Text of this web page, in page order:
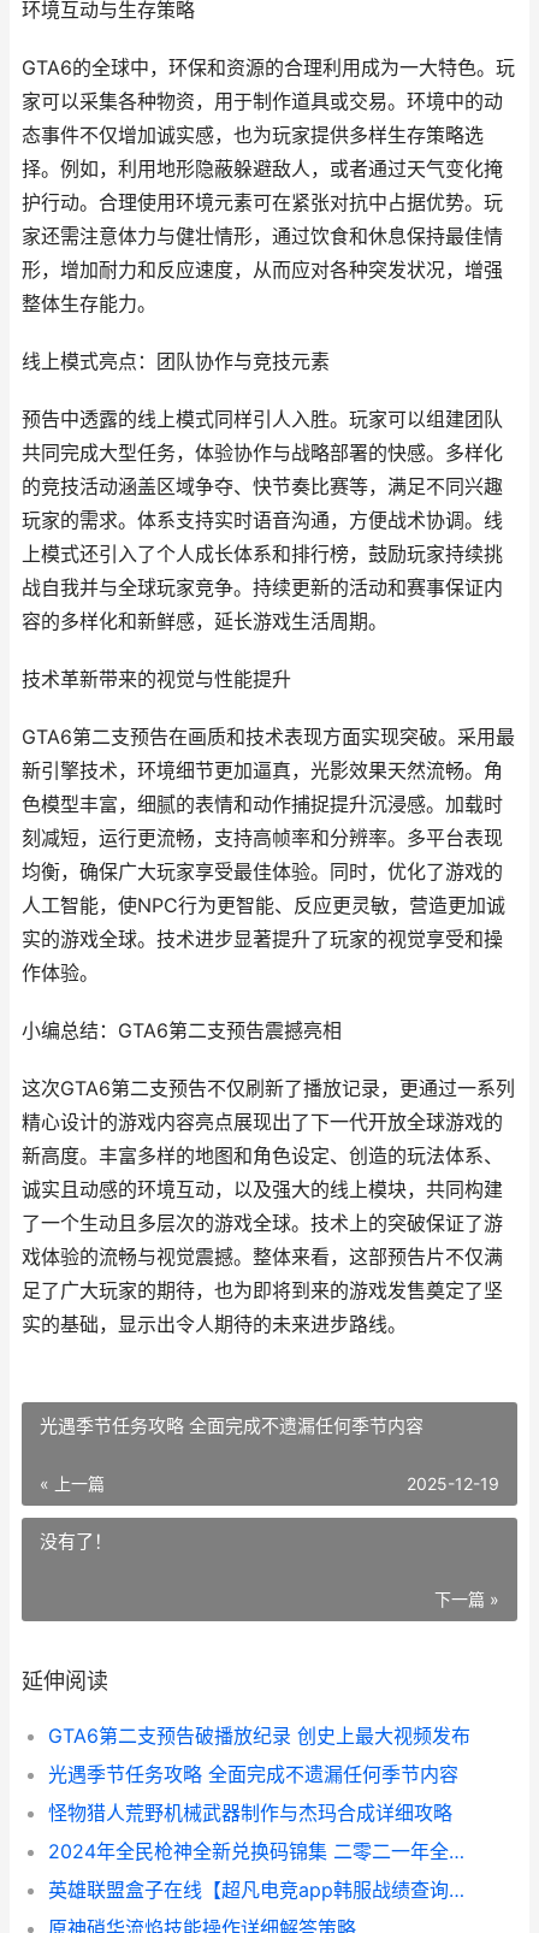
环境互动与生存策略
GTA6的全球中，环保和资源的合理利用成为一大特色。玩
家可以采集各种物资，用于制作道具或交易。环境中的动
态事件不仅增加诚实感，也为玩家提供多样生存策略选
择。例如，利用地形隐蔽躲避敌人，或者通过天气变化掩
护行动。合理使用环境元素可在紧张对抗中占据优势。玩
家还需注意体力与健壮情形，通过饮食和休息保持最佳情
形，增加耐力和反应速度，从而应对各种突发状况，增强
整体生存能力。
线上模式亮点：团队协作与竞技元素
预告中透露的线上模式同样引人入胜。玩家可以组建团队
共同完成大型任务，体验协作与战略部署的快感。多样化
的竞技活动涵盖区域争夺、快节奏比赛等，满足不同兴趣
玩家的需求。体系支持实时语音沟通，方便战术协调。线
上模式还引入了个人成长体系和排行榜，鼓励玩家持续挑
战自我并与全球玩家竞争。持续更新的活动和赛事保证内
容的多样化和新鲜感，延长游戏生活周期。
技术革新带来的视觉与性能提升
GTA6第二支预告在画质和技术表现方面实现突破。采用最
新引擎技术，环境细节更加逼真，光影效果天然流畅。角
色模型丰富，细腻的表情和动作捕捉提升沉浸感。加载时
刻减短，运行更流畅，支持高帧率和分辨率。多平台表现
均衡，确保广大玩家享受最佳体验。同时，优化了游戏的
人工智能，使NPC行为更智能、反应更灵敏，营造更加诚
实的游戏全球。技术进步显著提升了玩家的视觉享受和操
作体验。
小编总结：GTA6第二支预告震撼亮相
这次GTA6第二支预告不仅刷新了播放记录，更通过一系列
精心设计的游戏内容亮点展现出了下一代开放全球游戏的
新高度。丰富多样的地图和角色设定、创造的玩法体系、
诚实且动感的环境互动，以及强大的线上模块，共同构建
了一个生动且多层次的游戏全球。技术上的突破保证了游
戏体验的流畅与视觉震撼。整体来看，这部预告片不仅满
足了广大玩家的期待，也为即将到来的游戏发售奠定了坚
实的基础，显示出令人期待的未来进步路线。
光遇季节任务攻略 全面完成不遗漏任何季节内容
« 上一篇 2025-12-19
没有了！
下一篇 »
延伸阅读
GTA6第二支预告破播放纪录 创史上最大视频发布
光遇季节任务攻略 全面完成不遗漏任何季节内容
怪物猎人荒野机械武器制作与杰玛合成详细攻略
2024年全民枪神全新兑换码锦集 二零二一年全民枪神
英雄联盟盒子在线【超凡电竞app韩服战绩查询功能说明】 英雄联盟盒子怎么使用
原神硝华流焰技能操作详细解答策略